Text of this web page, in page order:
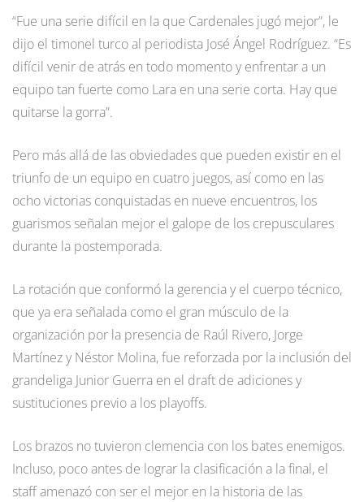
“Fue una serie difícil en la que Cardenales jugó mejor”, le
dijo el timonel turco al periodista José Ángel Rodríguez. “Es
difícil venir de atrás en todo momento y enfrentar a un
equipo tan fuerte como Lara en una serie corta. Hay que
quitarse la gorra”.
Pero más allá de las obviedades que pueden existir en el
triunfo de un equipo en cuatro juegos, así como en las
ocho victorias conquistadas en nueve encuentros, los
guarismos señalan mejor el galope de los crepusculares
durante la postemporada.
La rotación que conformó la gerencia y el cuerpo técnico,
que ya era señalada como el gran músculo de la
organización por la presencia de Raúl Rivero, Jorge
Martínez y Néstor Molina, fue reforzada por la inclusión del
grandeliga Junior Guerra en el draft de adiciones y
sustituciones previo a los playoffs.
Los brazos no tuvieron clemencia con los bates enemigos.
Incluso, poco antes de lograr la clasificación a la final, el
staff amenazó con ser el mejor en la historia de las